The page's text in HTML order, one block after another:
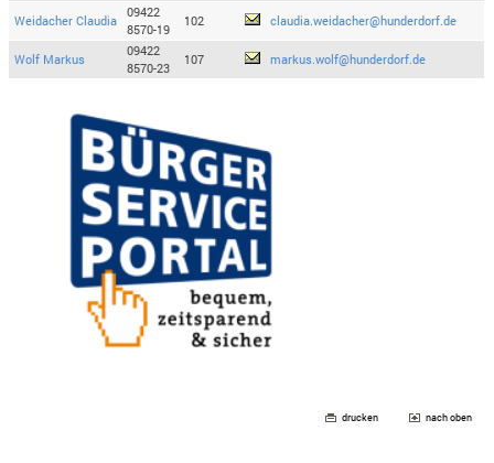
Weidacher Claudia
09422
8570-19
102 claudia.weidacher@hunderdorf.de
Wolf Markus
09422
8570-23
107 markus.wolf@hunderdorf.de
drucken nach oben